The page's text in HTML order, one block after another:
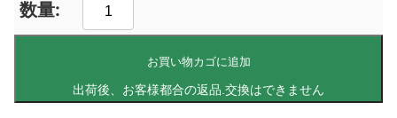
お買い物カゴに追加